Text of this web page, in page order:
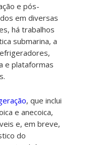
e pós-
em diversas
há trabalhos
submarina, a
e plataformas
, que inclui
e anecoica,
e, em breve,
do